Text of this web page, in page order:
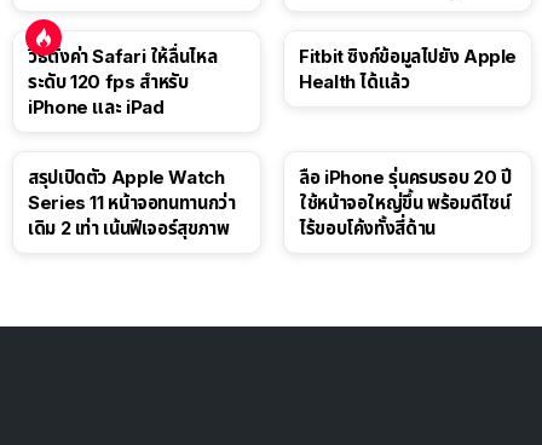
วิธีตั้งค่า Safari ให้ลื่นไหล
ระดับ 120 fps สำหรับ
iPhone และ iPad
Fitbit ซิงก์ข้อมูลไปยัง Apple
Health ได้แล้ว
สรุปเปิดตัว Apple Watch
Series 11 หน้าจอทนทานกว่า
เดิม 2 เท่า เน้นฟีเจอร์สุขภาพ
ลือ iPhone รุ่นครบรอบ 20 ปี
ใช้หน้าจอใหญ่ขึ้น พร้อมดีไซน์
ไร้ขอบโค้งทั้งสี่ด้าน